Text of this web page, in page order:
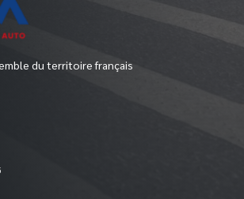
du territoire français